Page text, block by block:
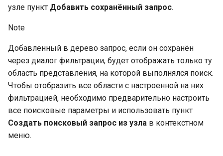
узле пункт Добавить сохранённый запрос.
Note
Добавленный в дерево запрос, если он сохранён
через диалог фильтрации, будет отображать только ту
область представления, на которой выполнялся поиск.
Чтобы отобразить все области с настроенной на них
фильтрацией, необходимо предварительно настроить
все поисковые параметры и использовать пункт
Создать поисковый запрос из узла в контекстном
меню.